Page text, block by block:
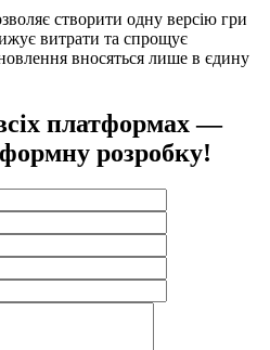
створити одну версію гри
витрати та спрощує
вносяться лише в єдину
платформах —
розробку!